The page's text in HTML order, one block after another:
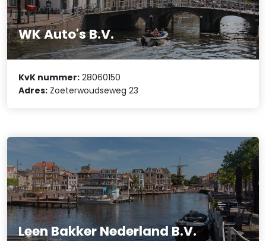
WK Auto's B.V.
KvK nummer: 28060150
Adres: Zoeterwoudseweg 23
Leen Bakker Nederland B.V.